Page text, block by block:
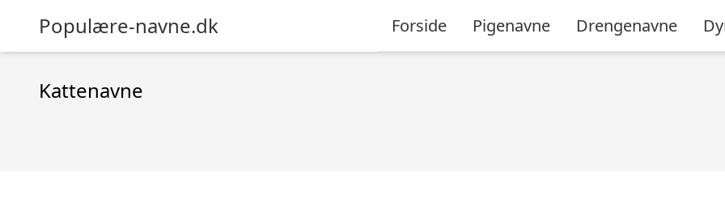
Populære-navne.dk Forside Pigenavne Drengenavne
Kattenavne